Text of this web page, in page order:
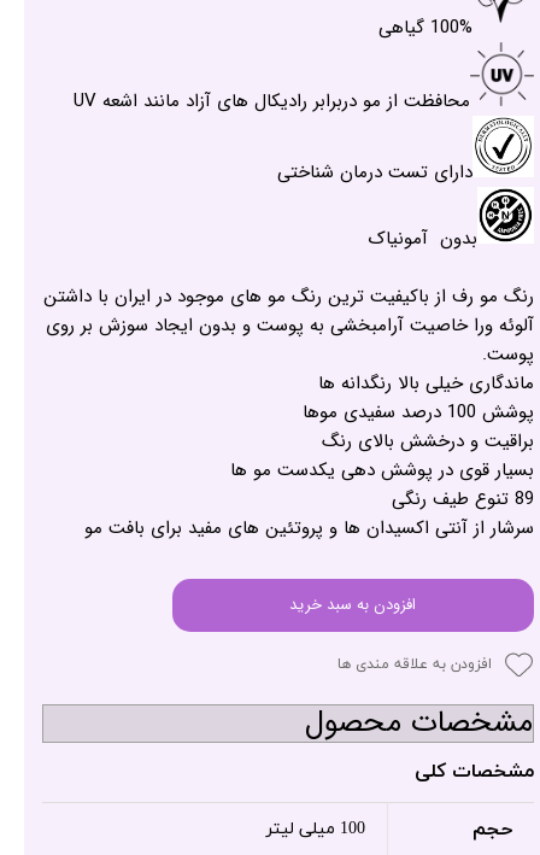
100% گیاهی
محافظت از مو دربرابر رادیکال های آزاد مانند اشعه UV
دارای تست درمان شناختی
بدون آمونیاک
رنگ مو رف از باکیفیت ترین رنگ مو های موجود در ایران با داشتن
آلوئه ورا خاصیت آرامبخشی به پوست و بدون ایجاد سوزش بر روی
پوست.
ماندگاری خیلی بالا رنگدانه ها
پوشش 100 درصد سفیدی موها
براقیت و درخشش بالای رنگ
بسیار قوی در پوشش دهی یکدست مو ها
89 تنوع طیف رنگی
سرشار از آنتی اکسیدان ها و پروتئین های مفید برای بافت مو
افزودن به سبد خرید
افزودن به علاقه مندی ها
مشخصات محصول
مشخصات کلی
حجم 100 میلی لیتر